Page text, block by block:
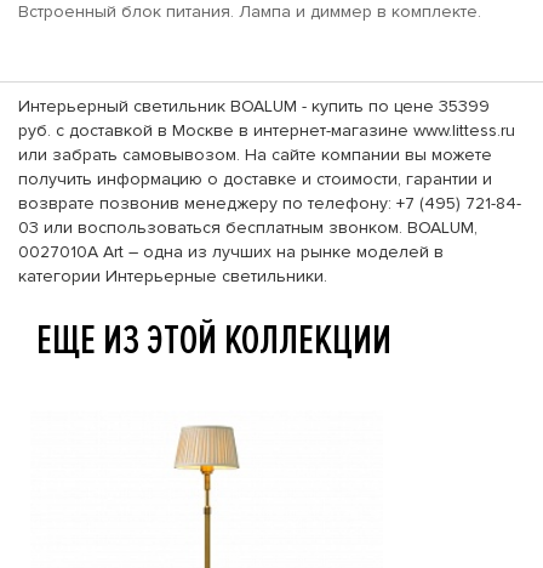
Встроенный блок питания. Лампа и диммер в комплекте.
Интерьерный светильник BOALUM - купить по цене 35399
руб. с доставкой в Москве в интернет-магазине www.littess.ru
или забрать самовывозом. На сайте компании вы можете
получить информацию о доставке и стоимости, гарантии и
возврате позвонив менеджеру по телефону: +7 (495) 721-84-
03 или воспользоваться бесплатным звонком. BOALUM,
0027010A Art – одна из лучших на рынке моделей в
категории Интерьерные светильники.
ЕЩЕ ИЗ ЭТОЙ КОЛЛЕКЦИИ